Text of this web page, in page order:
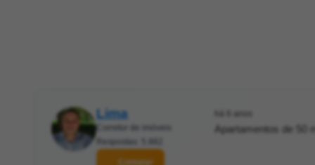
Lima
Contatar
Apartamentos de 50